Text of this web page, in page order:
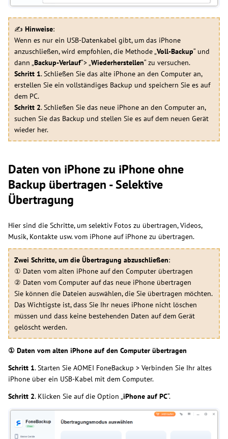
✍ Hinweise:
Wenn es nur ein USB-Datenkabel gibt, um das iPhone
anzuschließen, wird empfohlen, die Methode „Voll-Backup“ und
dann „Backup-Verlauf“> „Wiederherstellen“ zu versuchen.
Schritt 1. Schließen Sie das alte iPhone an den Computer an,
erstellen Sie ein vollständiges Backup und speichern Sie es auf
dem PC.
Schritt 2. Schließen Sie das neue iPhone an den Computer an,
suchen Sie das Backup und stellen Sie es auf dem neuen Gerät
wieder her.
Daten von iPhone zu iPhone ohne
Backup übertragen - Selektive
Übertragung
Hier sind die Schritte, um selektiv Fotos zu übertragen, Videos,
Musik, Kontakte usw. vom iPhone auf iPhone zu übertragen.
Zwei Schritte, um die Übertragung abzuschließen:
① Daten vom alten iPhone auf den Computer übertragen
② Daten vom Computer auf das neue iPhone übertragen
Sie können die Dateien auswählen, die Sie übertragen möchten.
Das Wichtigste ist, dass Sie Ihr neues iPhone nicht löschen
müssen und dass keine bestehenden Daten auf dem Gerät
gelöscht werden.
① Daten vom alten iPhone auf den Computer übertragen
Schritt 1. Starten Sie AOMEI FoneBackup > Verbinden Sie Ihr altes
iPhone über ein USB-Kabel mit dem Computer.
Schritt 2. Klicken Sie auf die Option „iPhone auf PC“.